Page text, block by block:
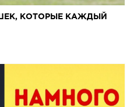
КОТОРЫЕ КАЖДЫЙ